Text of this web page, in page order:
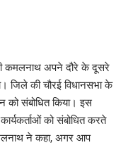
कमलनाथ अपने दौरे के दूसरे
जिले की चौरई विधानसभा के
को संबोधित किया। इस
को संबोधित करते
ने कहा, अगर आप